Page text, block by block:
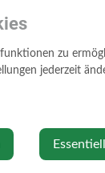
zu
jederzeit